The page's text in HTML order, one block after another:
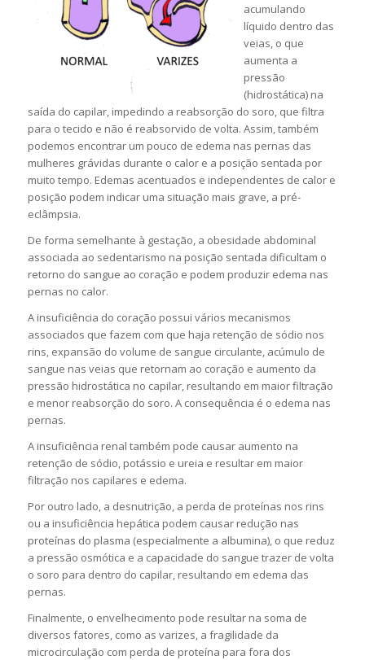
acumulando
líquido dentro das
veias, o que
aumenta a
pressão
(hidrostática) na
saída do capilar, impedindo a reabsorção do soro, que filtra
para o tecido e não é reabsorvido de volta. Assim, também
podemos encontrar um pouco de edema nas pernas das
mulheres grávidas durante o calor e a posição sentada por
muito tempo. Edemas acentuados e independentes de calor e
posição podem indicar uma situação mais grave, a pré-
eclâmpsia.
De forma semelhante à gestação, a obesidade abdominal
associada ao sedentarismo na posição sentada dificultam o
retorno do sangue ao coração e podem produzir edema nas
pernas no calor.
A insuficiência do coração possui vários mecanismos
associados que fazem com que haja retenção de sódio nos
rins, expansão do volume de sangue circulante, acúmulo de
sangue nas veias que retornam ao coração e aumento da
pressão hidrostática no capilar, resultando em maior filtração
e menor reabsorção do soro. A consequência é o edema nas
pernas.
A insuficiência renal também pode causar aumento na
retenção de sódio, potássio e ureia e resultar em maior
filtração nos capilares e edema.
Por outro lado, a desnutrição, a perda de proteínas nos rins
ou a insuficiência hepática podem causar redução nas
proteínas do plasma (especialmente a albumina), o que reduz
a pressão osmótica e a capacidade do sangue trazer de volta
o soro para dentro do capilar, resultando em edema das
pernas.
Finalmente, o envelhecimento pode resultar na soma de
diversos fatores, como as varizes, a fragilidade da
microcirculação com perda de proteína para fora dos